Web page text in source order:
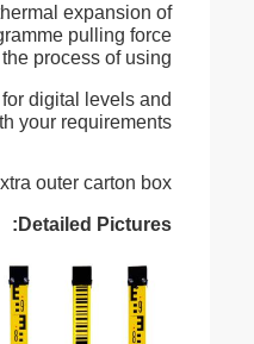
expansion of
pulling force
process of using.
digital levels and
your requirements.
outer carton box
Detailed Pictures: